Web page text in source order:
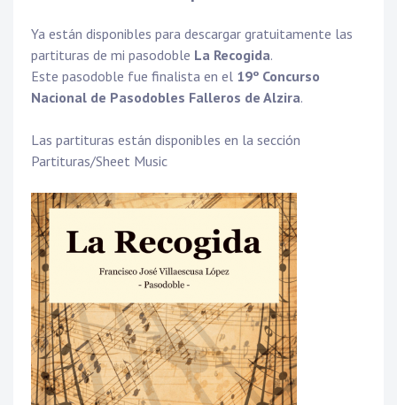
Ya están disponibles para descargar gratuitamente las
partituras de mi pasodoble La Recogida.
Este pasodoble fue finalista en el 19º Concurso
Nacional de Pasodobles Falleros de Alzira.
Las partituras están disponibles en la sección
Partituras/Sheet Music